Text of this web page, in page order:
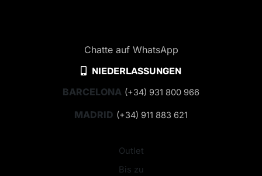
Chatte auf WhatsApp
NIEDERLASSUNGEN
BARCELONA (+34) 931 800 966
MADRID (+34) 911 883 621
Outlet
Bis zu